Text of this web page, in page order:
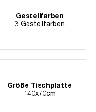
Gestellfarben
3 Gestellfarben
Größe Tischplatte
140x70cm